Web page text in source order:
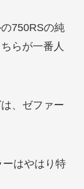
750RSの純
らが一番人
、ゼファー
はやはり特